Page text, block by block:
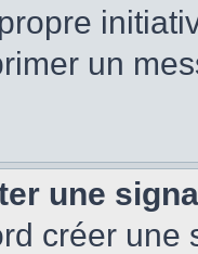
un
une
créer